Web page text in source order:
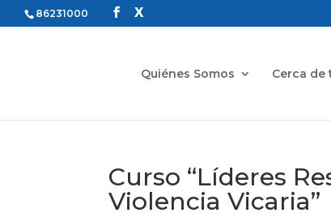
86231000
Quiénes Somos Cerca de
Curso “Líderes
Violencia Vicaria”